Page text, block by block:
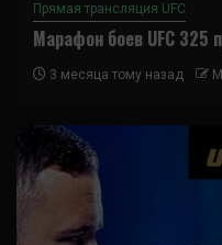
Прямая трансляция UFC
Марафон боев UFC 325
3 месяца тому назад